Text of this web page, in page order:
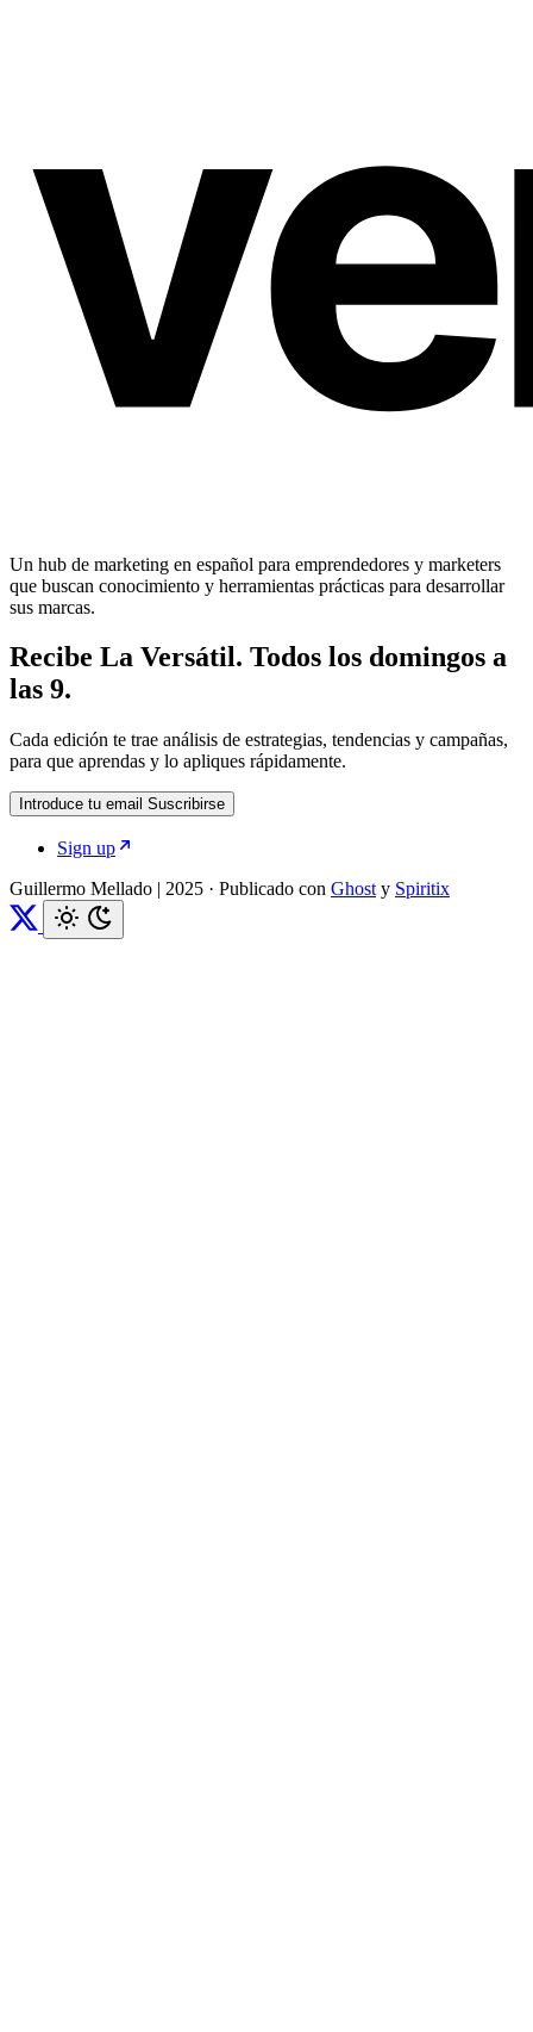
Un hub de marketing en español para emprendedores y marketers
que buscan conocimiento y herramientas prácticas para desarrollar
sus marcas.
Recibe La Versátil. Todos los domingos a
las 9.
Cada edición te trae análisis de estrategias, tendencias y campañas,
para que aprendas y lo apliques rápidamente.
Introduce tu email Suscribirse
Sign up
Guillermo Mellado | 2025 · Publicado con Ghost y Spiritix